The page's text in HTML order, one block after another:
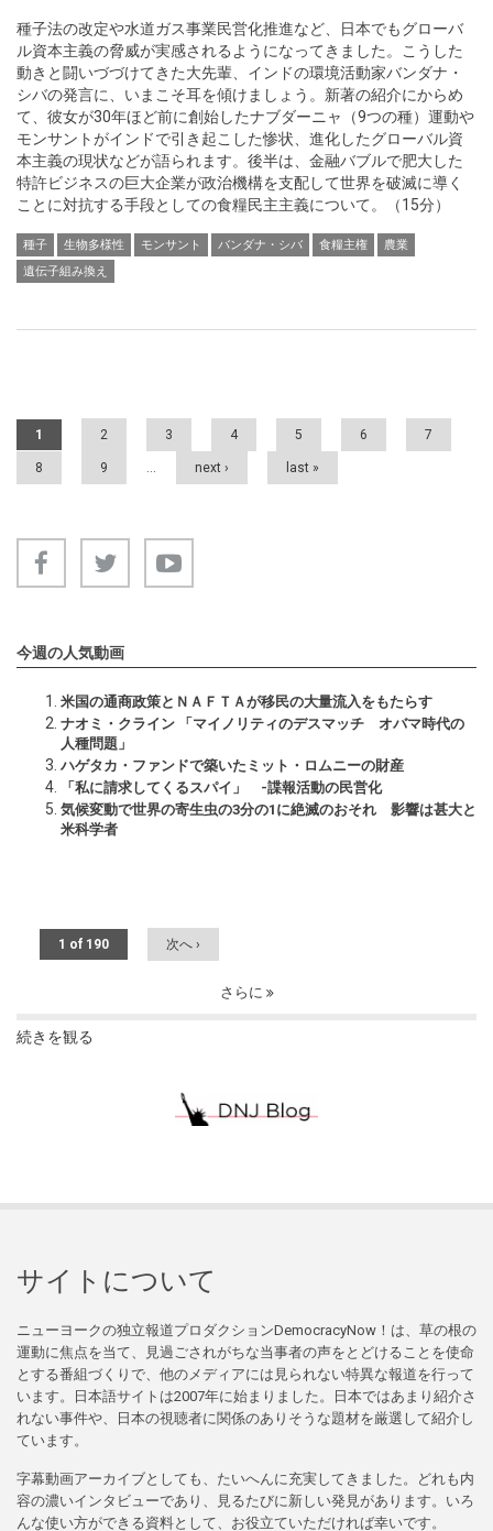
種子法の改定や水道ガス事業民営化推進など、日本でもグローバ
ル資本主義の脅威が実感されるようになってきました。こうした
動きと闘いづづけてきた大先輩、インドの環境活動家バンダナ・
シバの発言に、いまこそ耳を傾けましょう。新著の紹介にからめ
て、彼女が30年ほど前に創始したナブダーニャ（9つの種）運動や
モンサントがインドで引き起こした惨状、進化したグローバル資
本主義の現状などが語られます。後半は、金融バブルで肥大した
特許ビジネスの巨大企業が政治機構を支配して世界を破滅に導く
ことに対抗する手段としての食糧民主主義について。（15分）
種子 生物多様性 モンサント バンダナ・シバ 食糧主権
農業
遺伝子組み換え
Pages
1 2 3 4 5 6 7
8 9 … next › last »
今週の人気動画
米国の通商政策とＮＡＦＴＡが移民の大量流入をもたらす
ナオミ・クライン 「マイノリティのデスマッチ オバマ時代の
人種問題」
ハゲタカ・ファンドで築いたミット・ロムニーの財産
「私に請求してくるスパイ」 -諜報活動の民営化
気候変動で世界の寄生虫の3分の1に絶滅のおそれ 影響は甚大と
米科学者
1 of 190 次へ ›
さらに
続きを観る
サイトについて
ニューヨークの独立報道プロダクションDemocracyNow！は、草の根の
運動に焦点を当て、見過ごされがちな当事者の声をとどけることを使命
とする番組づくりで、他のメディアには見られない特異な報道を行って
います。日本語サイトは2007年に始まりました。日本ではあまり紹介さ
れない事件や、日本の視聴者に関係のありそうな題材を厳選して紹介し
ています。
字幕動画アーカイブとしても、たいへんに充実してきました。どれも内
容の濃いインタビューであり、見るたびに新しい発見があります。いろ
んな使い方ができる資料として、お役立ていただければ幸いです。